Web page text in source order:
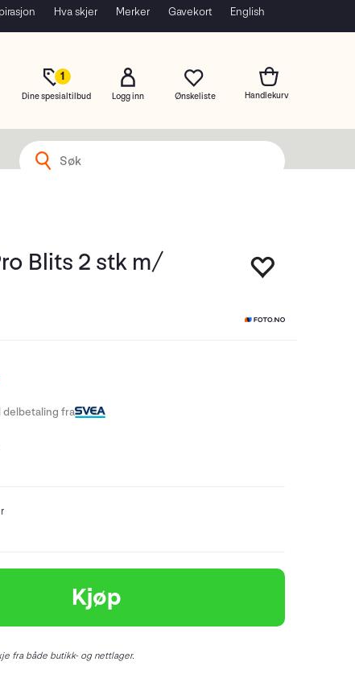
Hva skjer Merker Gavekort English
1
Dine spesialtilbud Logg inn
Blits 2 stk m/
delbetaling fra
Kjøp
fra både butikk- og nettlager.